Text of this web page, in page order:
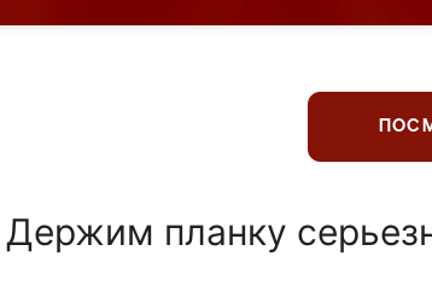
Держим планку